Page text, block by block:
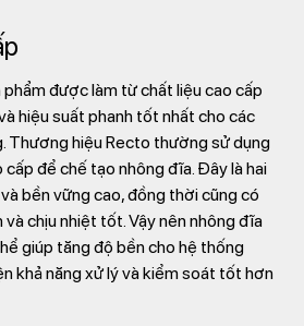
được làm từ chất liệu cao cấp
hiệu suất phanh tốt nhất cho các
Thương hiệu Recto thường sử dụng
để chế tạo nhông đĩa. Đây là hai
bền vững cao, đồng thời cũng có
và chịu nhiệt tốt. Vậy nên nhông đĩa
giúp tăng độ bền cho hệ thống
khả năng xử lý và kiểm soát tốt hơn